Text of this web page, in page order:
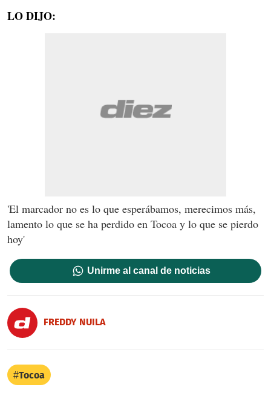
LO DIJO:
'El marcador no es lo que esperábamos, merecimos más,
lamento lo que se ha perdido en Tocoa y lo que se pierdo
hoy'
Unirme al canal de noticias
FREDDY NUILA
Tocoa